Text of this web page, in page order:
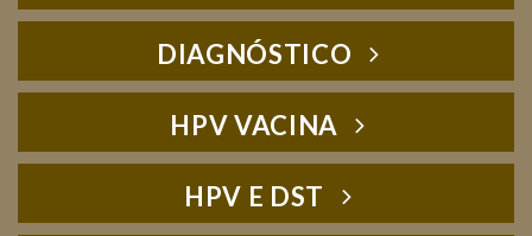
DIAGNÓSTICO
HPV VACINA
HPV E DST